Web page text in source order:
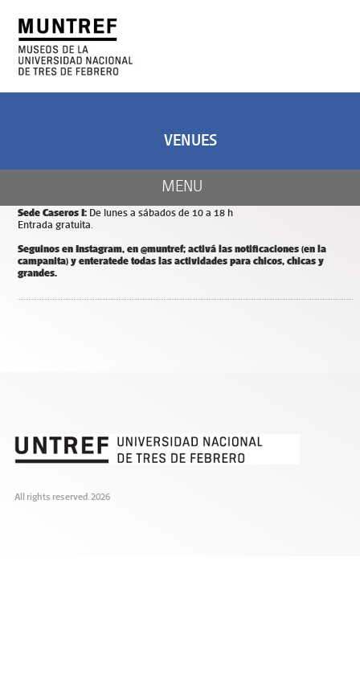
Días y horarios de apertura de MUNTREF
De miércoles a domingos de 11 a 18 h.
Sede Caseros I: De lunes a sábados de 10 a 18 h
Entrada gratuita.
Seguinos en Instagram, en @muntref; activá las notificaciones (en la
campanita) y enteratede todas las actividades para chicos, chicas y
grandes.
All rights reserved. 2026
MENU
VENUES
CENTER OF ART
AND NATURE
ART AND SCIENCE